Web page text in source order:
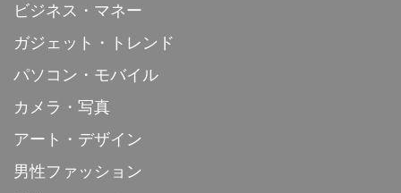
ビジネス・マネー
ガジェット・トレンド
パソコン・モバイル
カメラ・写真
アート・デザイン
男性ファッション